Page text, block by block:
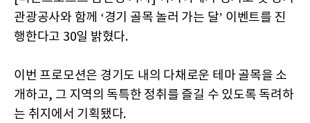
관광공사와 함께 ‘경기 골목 놀러 가는 달’ 이벤트를 진
행한다고 30일 밝혔다.
이번 프로모션은 경기도 내의 다채로운 테마 골목을 소
개하고, 그 지역의 독특한 정취를 즐길 수 있도록 독려하
는 취지에서 기획됐다.